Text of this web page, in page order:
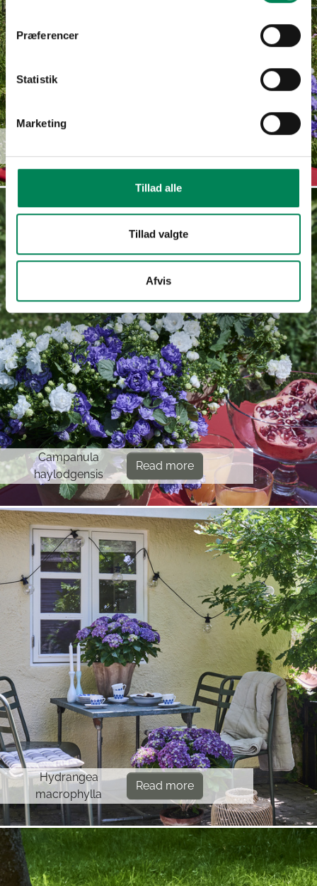
Præferencer
Statistik
Marketing
Tillad alle
Tillad valgte
Afvis
haylodgensis
Campanula
haylodgensis
Read more
Hydrangea
macrophylla
Read more